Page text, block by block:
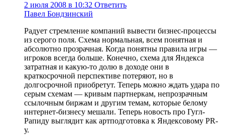
2 июля 2008 в 10:32 Ответить
Павел Бондзинский
Радует стремление компаний вывести бизнес-процессы
из серого поля. Схема нормальная, всем понятная и
абсолютно прозрачная. Когда понятны правила игры —
игроков всегда больше. Конечно, схема для Яндекса
затратная и какую-то долю в доходе они в
краткосрочной перспективе потеряют, но в
долгосрочной приобретут. Теперь можно ждать удара по
серым схемам — кривым партнеркам, непрозрачным
ссылочным биржам и другим темам, которые белому
интернет-бизнесу мешали. Теперь новость про Гугл-
Рапиду выглядит как артподготовка к Яндексовому PR-
у.